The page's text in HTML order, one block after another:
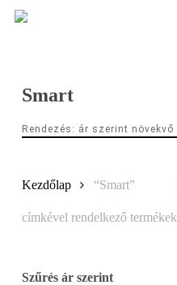
Skip
Smart
Rendezés: ár szerint növekvő
Kezdőlap “Smart”
címkével rendelkező termékek
Szűrés ár szerint